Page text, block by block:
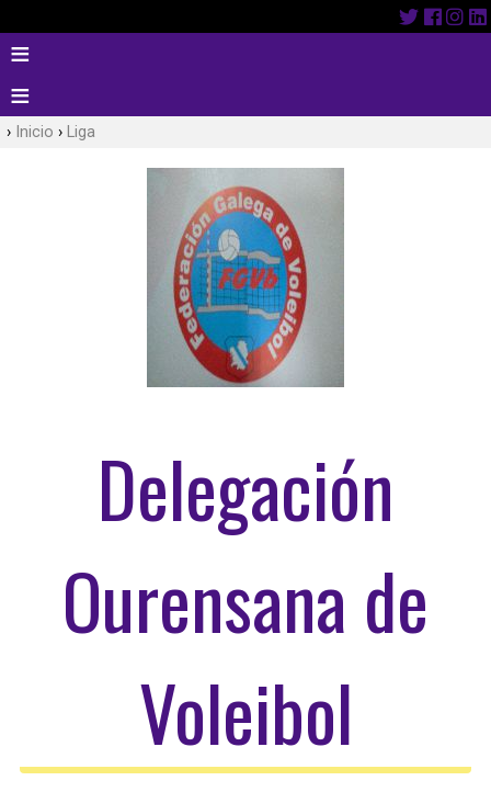
Inicio Liga
Delegación
Ourensana de
Voleibol